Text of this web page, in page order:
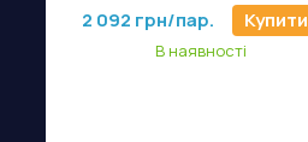
2 092 грн/пар.
Купити
В наявності